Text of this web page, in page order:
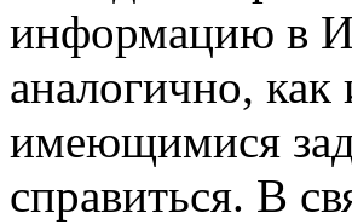
информацию в
аналогично,
имеющимися
справиться. В